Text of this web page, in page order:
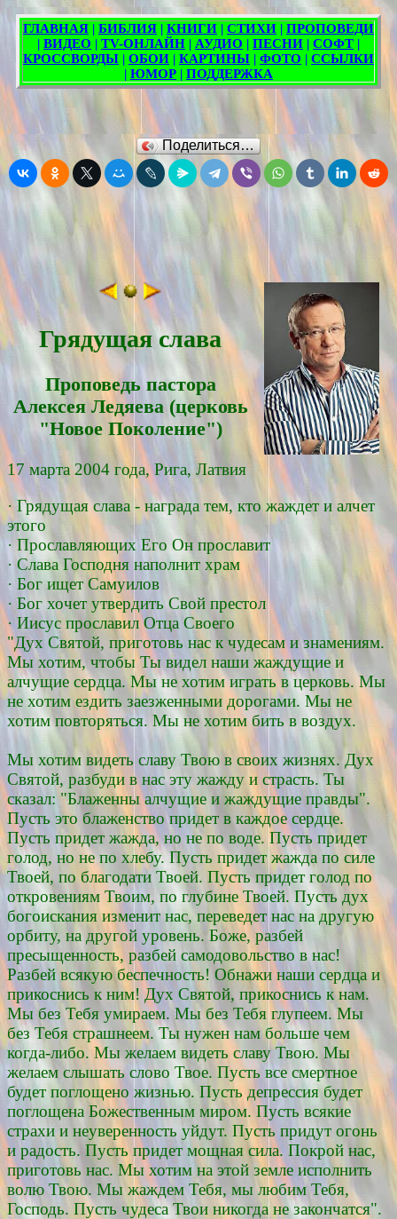
Поделиться…
Грядущая слава
Проповедь пасторa
Алексея Ледяевa (церковь
"Новое Поколение")
17 марта 2004 года, Рига, Латвия
· Грядущая слава - награда тем, кто жаждет и алчет
этого
· Прославляющих Его Он прославит
· Слава Господня наполнит храм
· Бог ищет Самуилов
· Бог хочет утвердить Свой престол
· Иисус прославил Отца Своего
"Дух Святой, приготовь нас к чудесам и знамениям.
Мы хотим, чтобы Ты видел наши жаждущие и
алчущие сердца. Мы не хотим играть в церковь. Мы
не хотим ездить заезженными дорогами. Мы не
хотим повторяться. Мы не хотим бить в воздух.
Мы хотим видеть славу Твою в своих жизнях. Дух
Святой, разбуди в нас эту жажду и страсть. Ты
сказал: "Блаженны алчущие и жаждущие правды".
Пусть это блаженство придет в каждое сердце.
Пусть придет жажда, но не по воде. Пусть придет
голод, но не по хлебу. Пусть придет жажда по силе
Твоей, по благодати Твоей. Пусть придет голод по
откровениям Твоим, по глубине Твоей. Пусть дух
богоискания изменит нас, переведет нас на другую
орбиту, на другой уровень. Боже, разбей
пресыщенность, разбей самодовольство в нас!
Разбей всякую беспечность! Обнажи наши сердца и
прикоснись к ним! Дух Святой, прикоснись к нам.
Мы без Тебя умираем. Мы без Тебя глупеем. Мы
без Тебя страшнеем. Ты нужен нам больше чем
когда-либо. Мы желаем видеть славу Твою. Мы
желаем слышать слово Твое. Пусть все смертное
будет поглощено жизнью. Пусть депрессия будет
поглощена Божественным миром. Пусть всякие
страхи и неуверенность уйдут. Пусть придут огонь
и радость. Пусть придет мощная сила. Покрой нас,
приготовь нас. Мы хотим на этой земле исполнить
волю Твою. Мы жаждем Тебя, мы любим Тебя,
Господь. Пусть чудеса Твои никогда не закончатся".